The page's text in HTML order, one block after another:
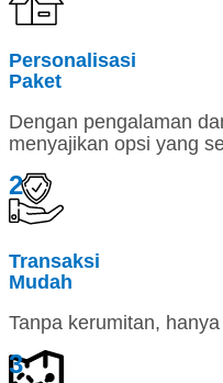
Personalisasi
Paket
Dengan pengalaman
menyajikan opsi yang
2
Transaksi
Mudah
Tanpa kerumitan,
3